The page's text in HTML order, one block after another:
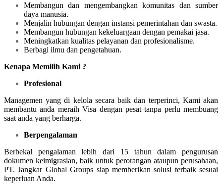
Membangun dan mengembangkan komunitas dan sumber
daya manusia.
Menjalin hubungan dengan instansi pemerintahan dan swasta.
Membangun hubungan kekeluargaan dengan pemakai jasa.
Meningkatkan kualitas pelayanan dan profesionalisme.
Berbagi ilmu dan pengetahuan.
Kenapa Memilih Kami ?
Profesional
Managemen yang di kelola secara baik dan terperinci, Kami akan
membantu anda meraih Visa dengan pesat tanpa perlu membuang
saat anda yang berharga.
Berpengalaman
Berbekal pengalaman lebih dari 15 tahun dalam pengurusan
dokumen keimigrasian, baik untuk perorangan ataupun perusahaan,
PT. Jangkar Global Groups siap memberikan solusi terbaik sesuai
keperluan Anda.